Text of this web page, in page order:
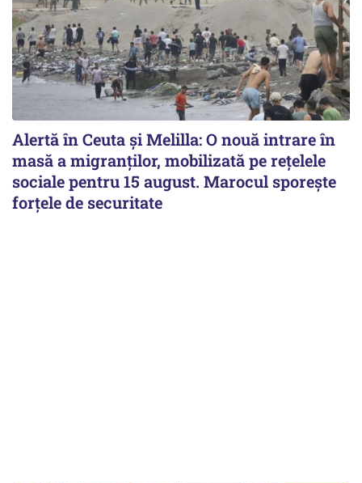
Alertă în Ceuta și Melilla: O nouă intrare în
masă a migranților, mobilizată pe rețelele
sociale pentru 15 august. Marocul sporește
forțele de securitate